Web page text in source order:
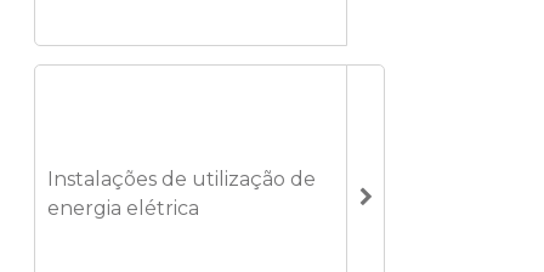
Instalações de utilização de
energia elétrica